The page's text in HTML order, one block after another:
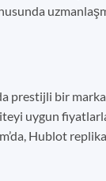
prestijli bir
uygun
Hublot